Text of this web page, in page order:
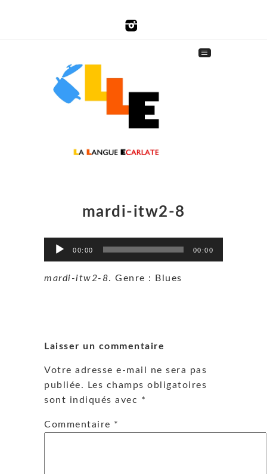
mardi-itw2-8
Lecteur
audio
00:00 00:00
mardi-itw2-8. Genre : Blues
Laisser un commentaire
Votre adresse e-mail ne sera pas
publiée.
Les champs obligatoires
sont indiqués avec *
Commentaire *